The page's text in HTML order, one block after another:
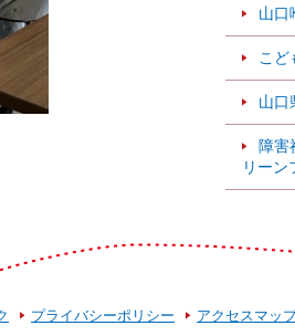
山口
こど
山口
障害
リーン
プライバシーポリシー アクセスマッ